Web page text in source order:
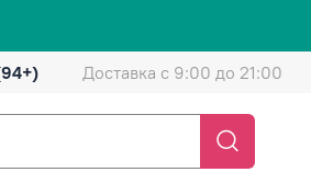
Доставка с 9:00 до 21:00